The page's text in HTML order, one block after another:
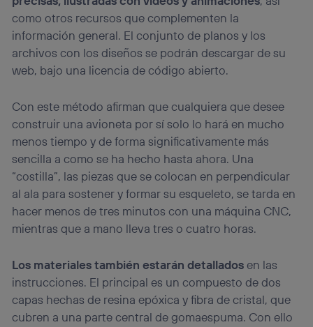
como otros recursos que complementen la
información general. El conjunto de planos y los
archivos con los diseños se podrán descargar de su
web, bajo una licencia de código abierto.
Con este método afirman que cualquiera que desee
construir una avioneta por sí solo lo hará en mucho
menos tiempo y de forma significativamente más
sencilla a como se ha hecho hasta ahora. Una
“costilla”, las piezas que se colocan en perpendicular
al ala para sostener y formar su esqueleto, se tarda en
hacer menos de tres minutos con una máquina CNC,
mientras que a mano lleva tres o cuatro horas.
Los materiales también estarán detalladosen las
instrucciones. El principal es un compuesto de dos
capas hechas de resina epóxica y fibra de cristal, que
cubren a una parte central de gomaespuma. Con ello